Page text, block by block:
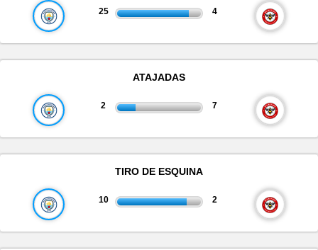
25 4
ATAJADAS
2 7
TIRO DE ESQUINA
10 2